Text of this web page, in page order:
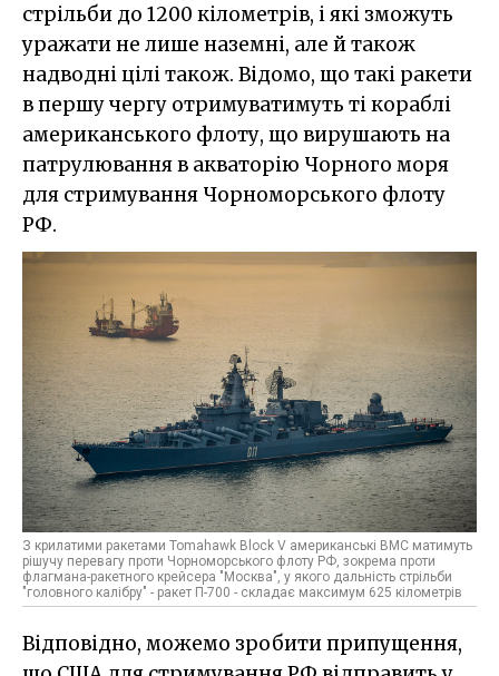
стрільби до 1200 кілометрів, і які зможуть
уражати не лише наземні, але й також
надводні цілі також. Відомо, що такі ракети
в першу чергу отримуватимуть ті кораблі
американського флоту, що вирушають на
патрулювання в акваторію Чорного моря
для стримування Чорноморського флоту
РФ.
З крилатими ракетами Tomahawk Block V американські ВМС матимуть
рішучу перевагу проти Чорноморського флоту РФ, зокрема проти
флагмана-ракетного крейсера "Москва", у якого дальність стрільби
"головного калібру" - ракет П-700 - складає максимум 625 кілометрів
Відповідно, можемо зробити припущення,